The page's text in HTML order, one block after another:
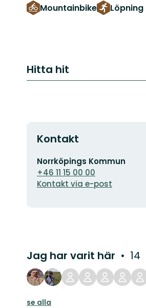
Mountainbike Löpning
Hitta hit
Kontakt
E-
postadress
Norrköpings Kommun
+46 11 15 00 00
Kontakt via e-post
Jag har varit här 14
se alla